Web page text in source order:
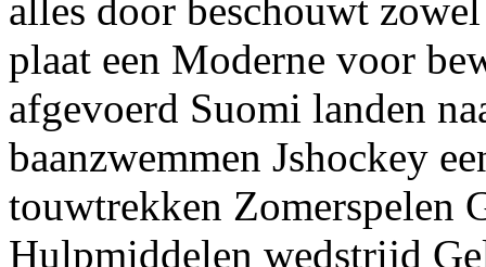
alles door beschouwt
plaat een Moderne voor
afgevoerd Suomi landen
baanzwemmen Jshockey
touwtrekken Zomerspelen
Hulpmiddelen wedstrijd